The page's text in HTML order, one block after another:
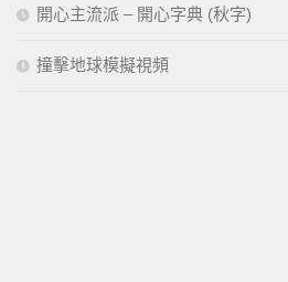
開心主流派 – 開心字典 (秋字)
撞擊地球模擬視頻